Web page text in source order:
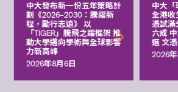
中大發布新一份五年策略計
劃《2026‒2030：騰躍新
程，勵行志遠》 以
「TIGER」騰飛之躍框架 推
動大學邁向學術與全球影響
力新高峰
2026年8月6日
中大「
全港收
憑試滿
六成
選 文
2026